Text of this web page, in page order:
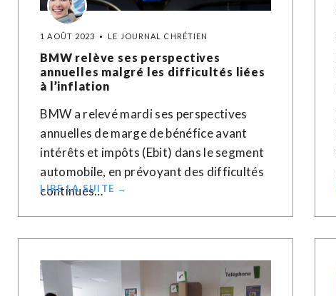
1 AOÛT 2023 LE JOURNAL CHRÉTIEN
BMW relève ses perspectives
annuelles malgré les difficultés liées
à l’inflation
BMW a relevé mardi ses perspectives
annuelles de marge de bénéfice avant
intérêts et impôts (Ebit) dans le segment
automobile, en prévoyant des difficultés
continues…
LIRE LA SUITE →